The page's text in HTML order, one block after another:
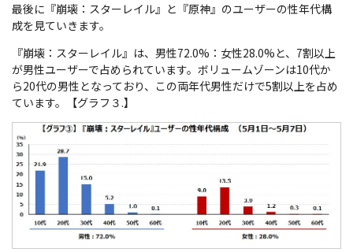
最後に『崩壊：スターレイル』と『原神』のユーザーの性年代構
成を見ていきます。
『崩壊：スターレイル』は、男性72.0%：女性28.0%と、7割以上
が男性ユーザーで占められています。ボリュームゾーンは10代か
ら20代の男性となっており、この両年代男性だけで5割以上を占め
ています。【グラフ３.】